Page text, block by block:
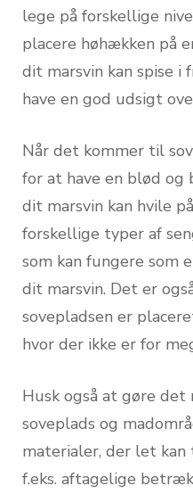
lege på forskellige
placere høhækken på
dit marsvin kan spise i
have en god udsigt
Når det kommer til
for at have en blød og
dit marsvin kan hvile
forskellige typer af
som kan fungere som
dit marsvin. Det er
sovepladsen er
hvor der ikke er for
Husk også at gøre
soveplads og
materialer, der let kan
f.eks. aftagelige